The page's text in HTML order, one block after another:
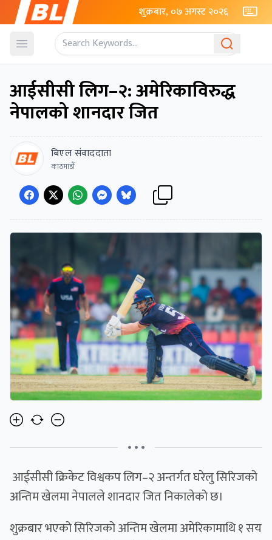
शुक्रबार, ०७ अगस्ट २०२६
Open menu
आईसीसी लिग–२: अमेरिकाविरुद्ध
नेपालको शानदार जित
बिएल संवाददाता
काठमाडाैं
• • •
आईसीसी क्रिकेट विश्वकप लिग–२ अन्तर्गत घरेलु सिरिजको
अन्तिम खेलमा नेपालले शानदार जित निकालेको छ।
शुक्रबार भएको सिरिजको अन्तिम खेलमा अमेरिकामाथि १ सय